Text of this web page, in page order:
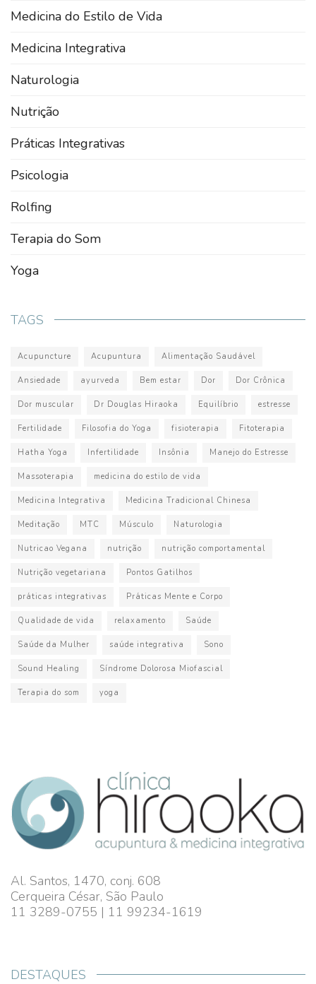
Medicina do Estilo de Vida
Medicina Integrativa
Naturologia
Nutrição
Práticas Integrativas
Psicologia
Rolfing
Terapia do Som
Yoga
TAGS
Acupuncture Acupuntura Alimentação Saudável
Ansiedade ayurveda Bem estar Dor Dor Crônica
Dor muscular Dr Douglas Hiraoka Equilíbrio estresse
Fertilidade Filosofia do Yoga fisioterapia Fitoterapia
Hatha Yoga Infertilidade Insônia Manejo do Estresse
Massoterapia medicina do estilo de vida
Medicina Integrativa Medicina Tradicional Chinesa
Meditação MTC Músculo Naturologia
Nutricao Vegana nutrição nutrição comportamental
Nutrição vegetariana Pontos Gatilhos
práticas integrativas Práticas Mente e Corpo
Qualidade de vida relaxamento Saúde
Saúde da Mulher saúde integrativa Sono
Sound Healing Síndrome Dolorosa Miofascial
Terapia do som yoga
Al. Santos, 1470, conj. 608
Cerqueira César, São Paulo
11 3289-0755 | 11 99234-1619
DESTAQUES